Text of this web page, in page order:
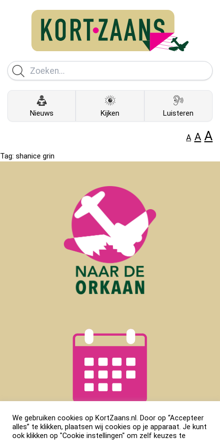
Nieuws Kijken Luisteren
A A A
Tag: shanice grin
We gebruiken cookies op KortZaans.nl. Door op “Accepteer
alles” te klikken, plaatsen wij cookies op je apparaat. Je kunt
ook klikken op "Cookie instellingen" om zelf keuzes te